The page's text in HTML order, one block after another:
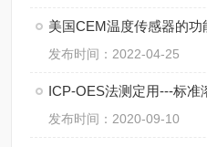
美国CEM温度传感器的功
发布时间：2022-04-25
ICP-OES法测定用---标准
发布时间：2020-09-10